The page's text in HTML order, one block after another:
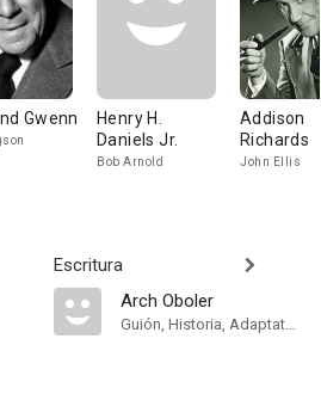
Gwenn
Henry H.
Daniels Jr.
Bob Arnold
Addison
Richards
John Ellis
Escritura
Arch Oboler
Guión, Historia, Adaptation